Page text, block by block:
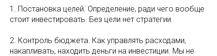
1. Постановка целей. Определение, ради чего вообще
стоит инвестировать. Без цели нет стратегии.
2. Контроль бюджета. Как управлять расходами,
накапливать, находить деньги на инвестиции. Мы не